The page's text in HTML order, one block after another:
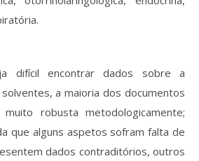
difícil encontrar dados sobre a
a maioria dos documentos
robusta metodologicamente;
que alguns aspetos sofram falta de
dados contraditórios, outros